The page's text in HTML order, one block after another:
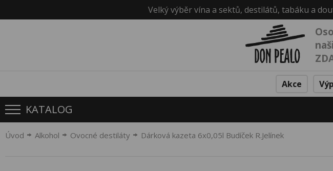
Velký výběr vína a sektů, destilátů, tabáku a
Akce
KATALOG
Úvod Alkohol Ovocné destiláty Dárková kazeta 6x0,05l Budíček R.Jelínek